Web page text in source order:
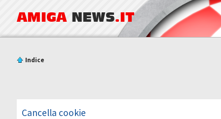
AMIGA NEWS.IT
Indice
Cancella cookie